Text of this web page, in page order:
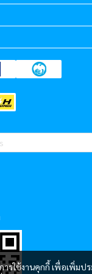
ารใช้งานคุกกี้ เพื่อเพิ่มป